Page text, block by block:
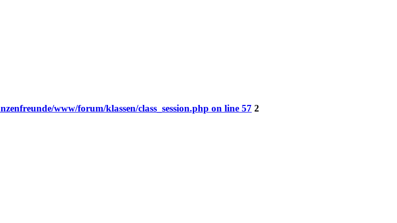
www/forum/klassen/class_session.php on line 57 2